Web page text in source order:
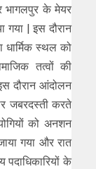
भागलपुर के मेयर
गया | इस दौरान
धार्मिक स्थल को
तत्वों की
दौरान आंदोलन
जबरदस्ती करते
को अनशन
गया और रात
पदाधिकारियों के